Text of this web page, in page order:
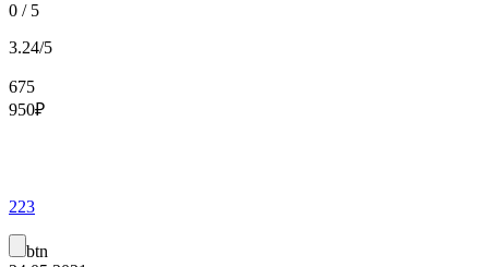
0 / 5
3.24/5
675
950₽
223
btn